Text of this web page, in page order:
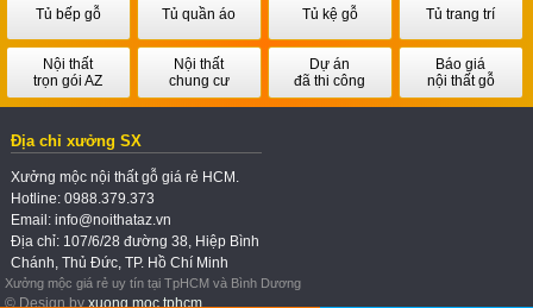
Tủ bếp gỗ Tủ quần áo Tủ kệ gỗ Tủ trang trí
Nội thất
trọn gói AZ
Nội thất
chung cư
Dự án
đã thi công
Báo giá
nội thất gỗ
Địa chỉ xưởng SX
Xưởng mộc nội thất gỗ giá rẻ HCM.
Hotline: 0988.379.373
Email: info@noithataz.vn
Địa chỉ: 107/6/28 đường 38, Hiệp Bình
Chánh, Thủ Đức, TP. Hồ Chí Minh
Xưởng mộc giá rẻ uy tín tại TpHCM và Bình Dương
© Design byxuong moc tphcm